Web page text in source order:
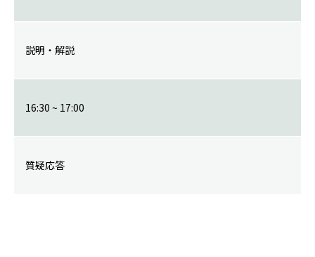
説明・解説
16:30 ~ 17:00
質疑応答